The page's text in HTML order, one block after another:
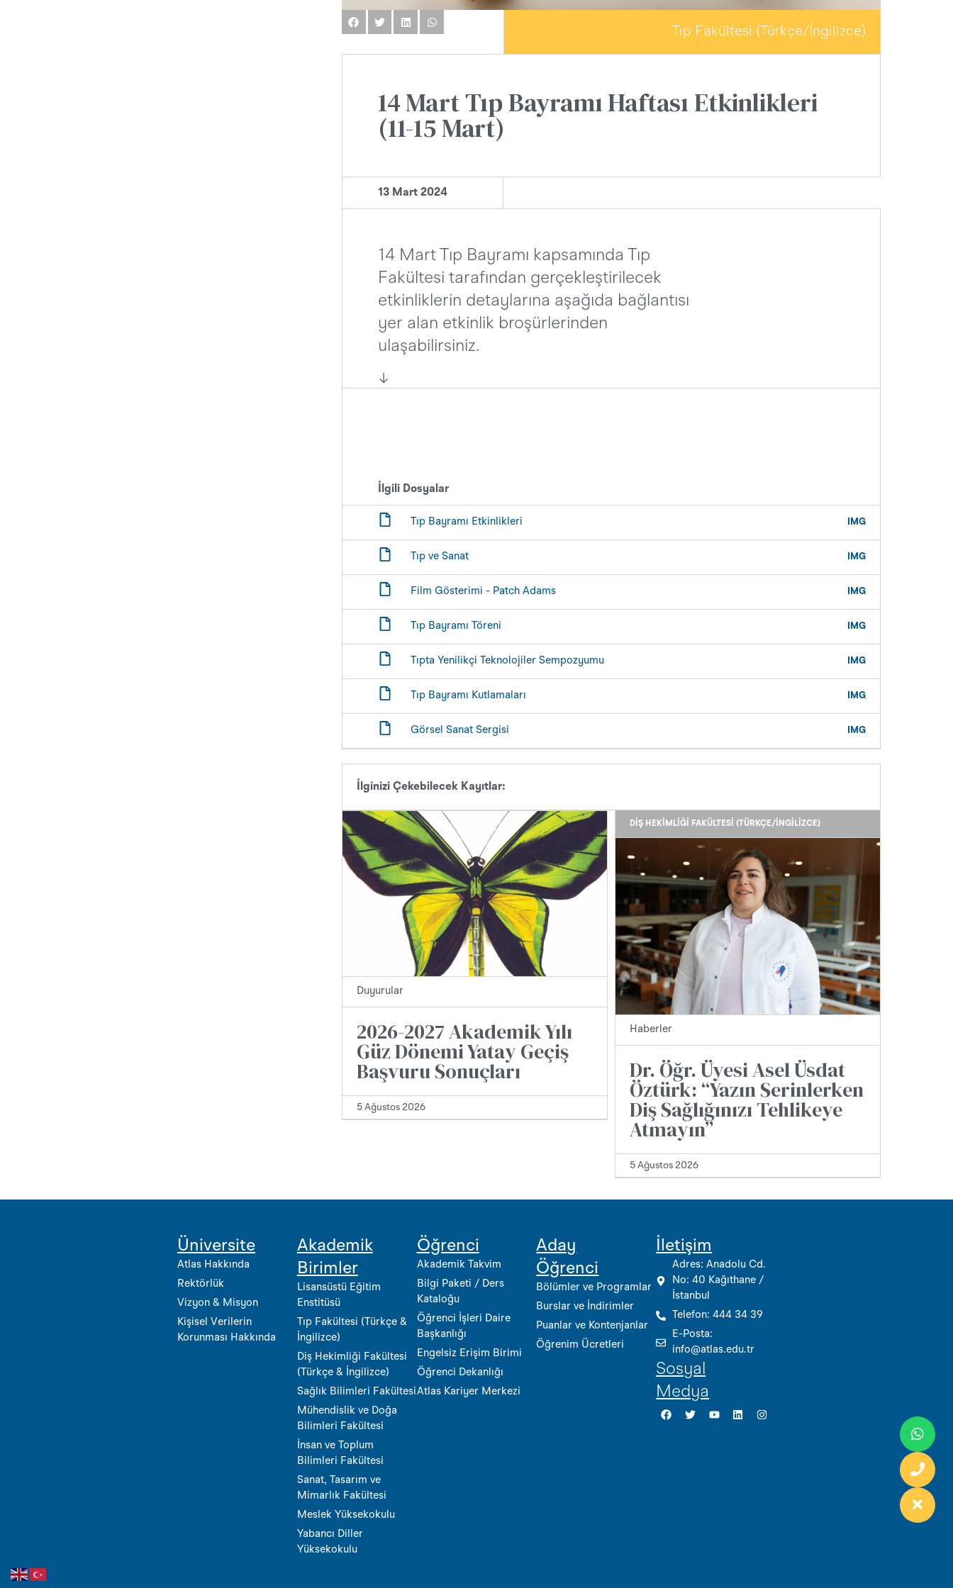
Tıp Fakültesi (Türkçe/İngilizce)
14 Mart Tıp Bayramı Haftası Etkinlikleri
(11-15 Mart)
13 Mart 2024
14 Mart Tıp Bayramı kapsamında Tıp
Fakültesi tarafından gerçekleştirilecek
etkinliklerin detaylarına aşağıda bağlantısı
yer alan etkinlik broşürlerinden
ulaşabilirsiniz.
↓
İlgili Dosyalar
Tıp Bayramı Etkinlikleri IMG
Tıp ve Sanat IMG
Film Gösterimi - Patch Adams IMG
Tıp Bayramı Töreni IMG
Tıpta Yenilikçi Teknolojiler Sempozyumu IMG
Tıp Bayramı Kutlamaları IMG
Görsel Sanat Sergisi IMG
İlginizi Çekebilecek Kayıtlar:
Duyurular
2026-2027 Akademik Yılı
Güz Dönemi Yatay Geçiş
Başvuru Sonuçları
5 Ağustos 2026
DIŞ HEKIMLIĞI FAKÜLTESI (TÜRKÇE/İNGILIZCE)
Haberler
Dr. Öğr. Üyesi Asel Üsdat
Öztürk: “Yazın Serinlerken
Diş Sağlığınızı Tehlikeye
Atmayın”
5 Ağustos 2026
Üniversite
Atlas Hakkında
Rektörlük
Vizyon & Misyon
Kişisel Verilerin
Korunması Hakkında
Akademik
Birimler
Lisansüstü Eğitim
Enstitüsü
Tıp Fakültesi (Türkçe &
İngilizce)
Diş Hekimliği Fakültesi
(Türkçe & İngilizce)
Sağlık Bilimleri Fakültesi
Mühendislik ve Doğa
Bilimleri Fakültesi
İnsan ve Toplum
Bilimleri Fakültesi
Sanat, Tasarım ve
Mimarlık Fakültesi
Meslek Yüksekokulu
Yabancı Diller
Yüksekokulu
Öğrenci
Akademik Takvim
Bilgi Paketi / Ders
Kataloğu
Öğrenci İşleri Daire
Başkanlığı
Engelsiz Erişim Birimi
Öğrenci Dekanlığı
Atlas Kariyer Merkezi
Aday
Öğrenci
Bölümler ve Programlar
Burslar ve İndirimler
Puanlar ve Kontenjanlar
Öğrenim Ücretleri
İletişim
Adres: Anadolu Cd.
No: 40 Kağıthane /
İstanbul
Telefon: 444 34 39
E-Posta:
info@atlas.edu.tr
Sosyal
Medya